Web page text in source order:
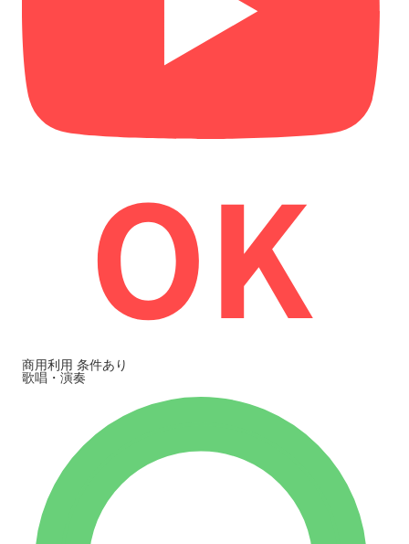
商用利用 条件あり
歌唱・演奏